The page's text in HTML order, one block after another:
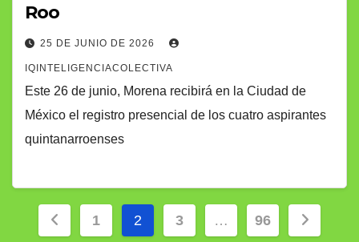
Roo
25 DE JUNIO DE 2026
IQINTELIGENCIACOLECTIVA
Este 26 de junio, Morena recibirá en la Ciudad de
México el registro presencial de los cuatro aspirantes
quintanarroenses
Paginación
1 2 3 … 96